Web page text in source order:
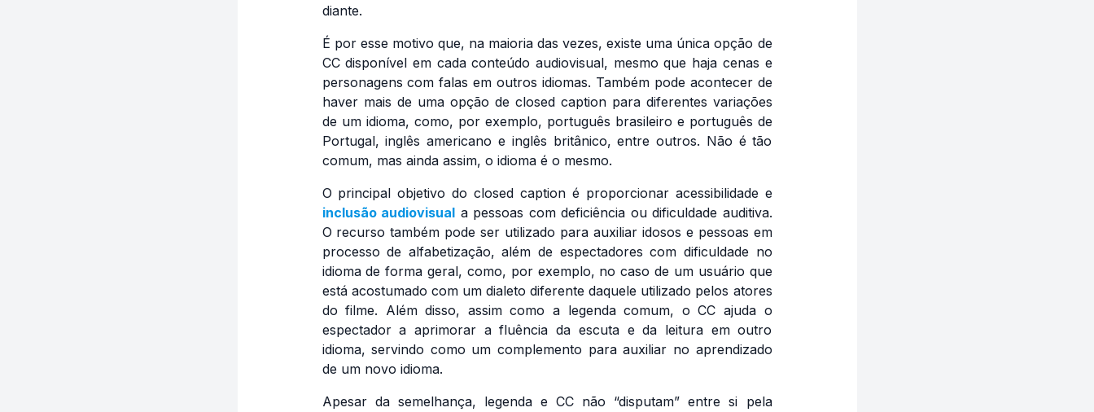
diante.
É por esse motivo que, na maioria das vezes, existe uma única opção de
CC disponível em cada conteúdo audiovisual, mesmo que haja cenas e
personagens com falas em outros idiomas. Também pode acontecer de
haver mais de uma opção de closed captionpara diferentes variações
de um idioma, como, por exemplo, português brasileiro e português de
Portugal, inglês americano e inglês britânico, entre outros. Não é tão
comum, mas ainda assim, o idioma é o mesmo.
O principal objetivo doclosed captioné proporcionar acessibilidade e
inclusão audiovisual a pessoas com deficiência ou dificuldade auditiva.
O recurso também pode ser utilizado para auxiliar idosos e pessoas em
processo de alfabetização, além de espectadores com dificuldade no
idioma de forma geral, como, por exemplo, no caso de um usuário que
está acostumado com um dialeto diferente daquele utilizado pelos atores
do filme. Além disso, assim como a legenda comum, o CC ajuda o
espectador a aprimorar a fluência da escuta e da leitura em outro
idioma, servindo como um complemento para auxiliar no aprendizado
de um novo idioma.
Apesar da semelhança, legenda e CC não “disputam” entre si pela